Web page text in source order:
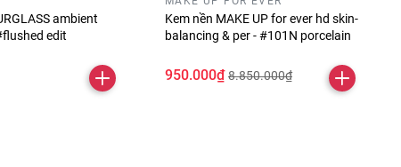
ambient
edit
Kem nền MAKE UP for ever hd skin-
balancing & per - #101N porcelain
950.000₫ 8.850.000₫